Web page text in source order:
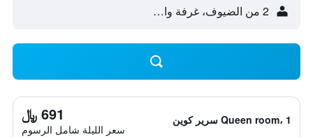
2 من الضيوف، غرفة واحدة
Queen room، 1 سرير كوين 691 ﷼
سعر الليلة شامل الرسوم